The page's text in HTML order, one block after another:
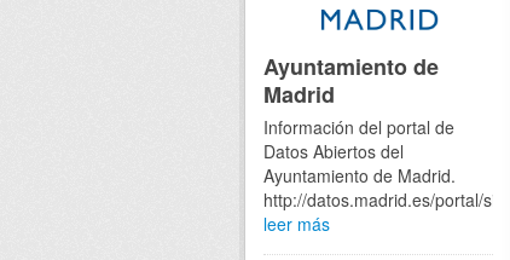
Ayuntamiento de
Madrid
Información del portal de
Datos Abiertos del
Ayuntamiento de Madrid.
http://datos.madrid.es/portal/
leer más